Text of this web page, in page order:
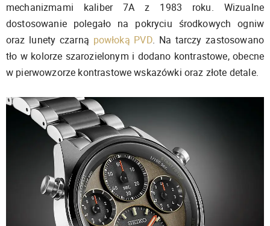
mechanizmami kaliber 7A z 1983 roku. Wizualne
dostosowanie polegało na pokryciu środkowych ogniw
oraz lunety czarną powłoką PVD. Na tarczy zastosowano
tło w kolorze szarozielonym i dodano kontrastowe, obecne
w pierwowzorze kontrastowe wskazówki oraz złote detale.